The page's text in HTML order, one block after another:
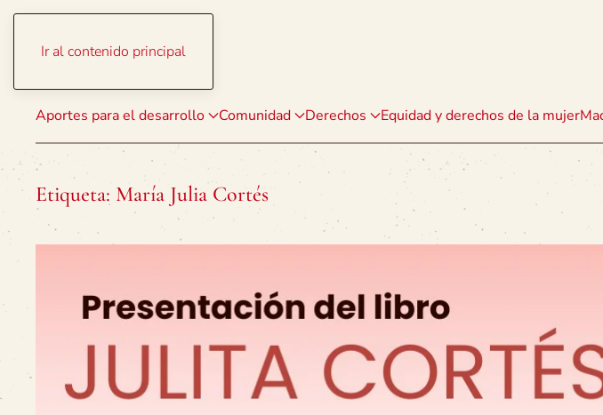
Ir al contenido principal
Aportes para el desarrollo Comunidad Derechos Equidad y derechos de la mujer
Etiqueta: María Julia Cortés